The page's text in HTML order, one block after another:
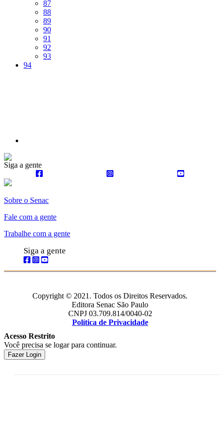
Página
87
Página
88
Página
89
Página
90
Página
91
Página
92
Página
93
Página
94
Siga a gente
Sobre o Senac
Fale com a gente
Trabalhe com a gente
Siga a gente
Copyright © 2021. Todos os Direitos Reservados.
Editora Senac São Paulo
CNPJ 03.709.814/0040-02
Política de Privacidade
Acesso Restrito
Você precisa se logar para continuar.
Fazer Login